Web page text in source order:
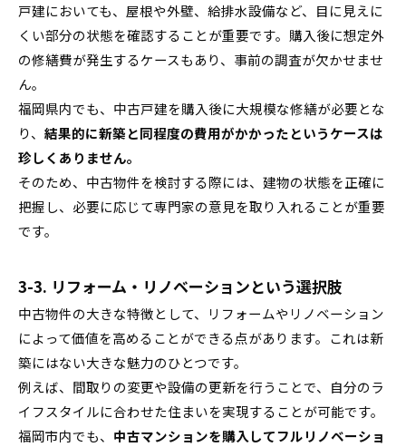
戸建においても、屋根や外壁、給排水設備など、目に見えに
くい部分の状態を確認することが重要です。購入後に想定外
の修繕費が発生するケースもあり、事前の調査が欠かせませ
ん。
福岡県内でも、中古戸建を購入後に大規模な修繕が必要とな
り、 結果的に新築と同程度の費用がかかったというケースは
珍しくありません。
そのため、中古物件を検討する際には、建物の状態を正確に
把握し、必要に応じて専門家の意見を取り入れることが重要
です。
3-3. リフォーム・リノベーションという選択肢
中古物件の大きな特徴として、リフォームやリノベーション
によって価値を高めることができる点があります。これは新
築にはない大きな魅力のひとつです。
例えば、間取りの変更や設備の更新を行うことで、自分のラ
イフスタイルに合わせた住まいを実現することが可能です。
福岡市内でも、 中古マンションを購入してフルリノベーショ